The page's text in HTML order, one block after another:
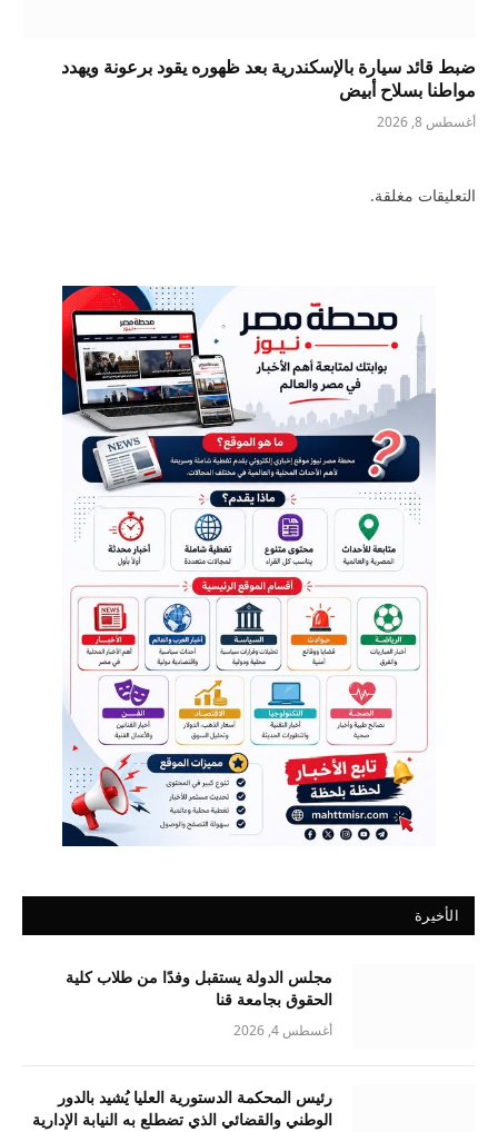
ضبط قائد سيارة بالإسكندرية بعد ظهوره يقود برعونة ويهدد
مواطنا بسلاح أبيض
أغسطس 8, 2026
التعليقات مغلقة.
الأخيرة
مجلس الدولة يستقبل وفدًا من طلاب كلية
الحقوق بجامعة قنا
أغسطس 4, 2026
رئيس المحكمة الدستورية العليا يُشيد بالدور
الوطني والقضائي الذي تضطلع به النيابة الإدارية